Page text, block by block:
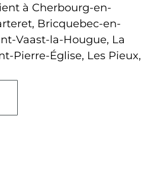
à Cherbourg-en-
Bricquebec-en-
Vaast-la-Hougue, La
Pierre-Église, Les Pieux,